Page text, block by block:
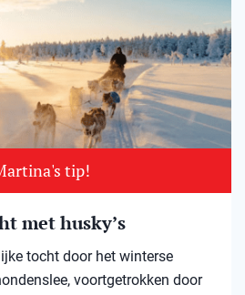
tip!
met husky’s
tocht door het winterse
voortgetrokken door